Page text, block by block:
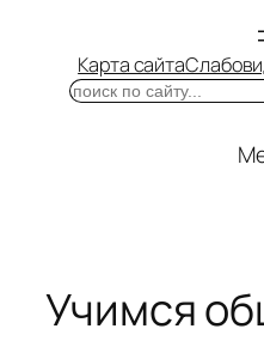
Карта сайта
Поиск
Учимся